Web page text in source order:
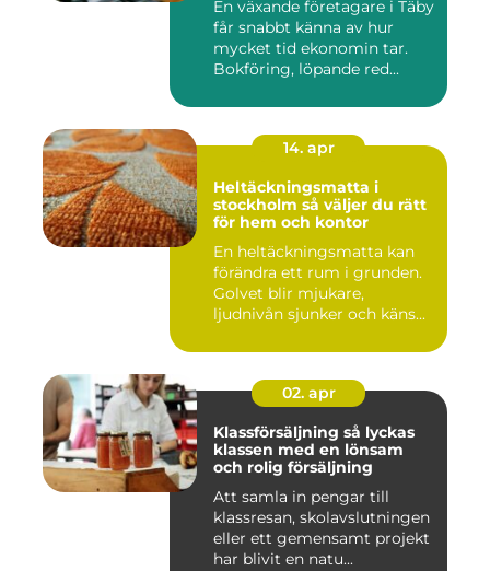
En växande företagare i Täby
får snabbt känna av hur
mycket tid ekonomin tar.
Bokföring, löpande red...
14. apr
Heltäckningsmatta i
stockholm så väljer du rätt
för hem och kontor
En heltäckningsmatta kan
förändra ett rum i grunden.
Golvet blir mjukare,
ljudnivån sjunker och käns...
02. apr
Klassförsäljning så lyckas
klassen med en lönsam
och rolig försäljning
Att samla in pengar till
klassresan, skolavslutningen
eller ett gemensamt projekt
har blivit en natu...